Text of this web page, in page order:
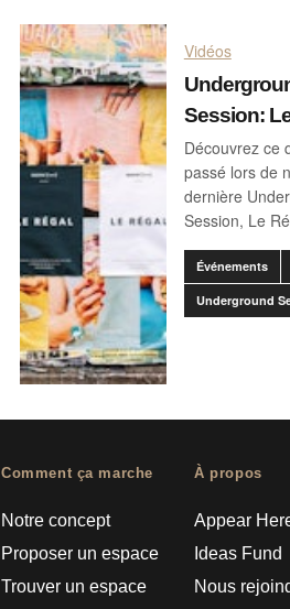
Vidéos
Session:
Découvrez ce
passé lors de
dernière
Session, Le
Événements
Underground
Comment ça marche
Notre concept
Proposer un espace
Trouver un espace
À propos
Appear
Ideas Fund
Nous